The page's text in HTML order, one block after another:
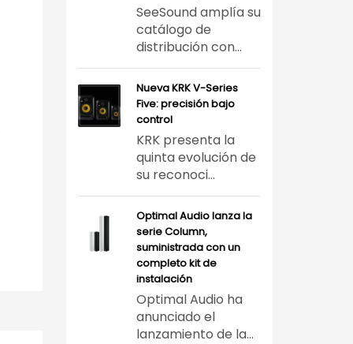
SeeSound amplía su
catálogo de
distribución con...
Nueva KRK V-Series
Five: precisión bajo
control
KRK presenta la
quinta evolución de
su reconoci...
Optimal Audio lanza la
serie Column,
suministrada con un
completo kit de
instalación
Optimal Audio ha
anunciado el
lanzamiento de la...